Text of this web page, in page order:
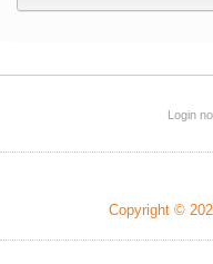
Login no
Copyright ©